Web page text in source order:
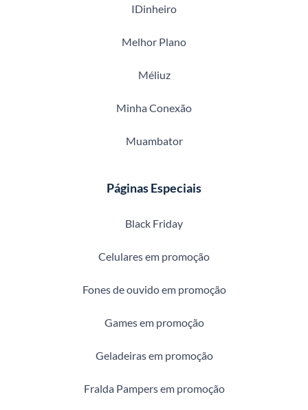
IDinheiro
Melhor Plano
Méliuz
Minha Conexão
Muambator
Páginas Especiais
Black Friday
Celulares em promoção
Fones de ouvido em promoção
Games em promoção
Geladeiras em promoção
Fralda Pampers em promoção